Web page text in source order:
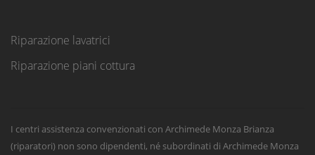
Riparazione lavatrici
Riparazione piani cottura
I centri assistenza convenzionati con Archimede Monza Brianza
(riparatori) non sono dipendenti, né subordinati di Archimede Monza